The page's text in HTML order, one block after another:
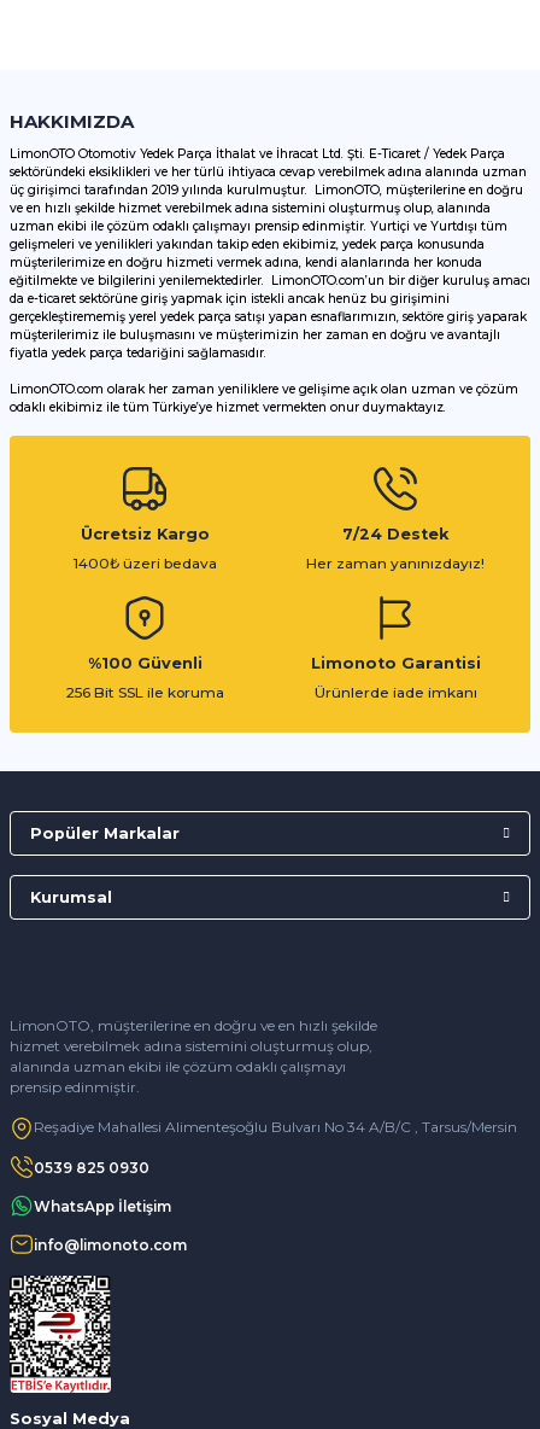
Görüş ve önerileriniz için teşekkür ederiz.
Ürün resmi kalitesiz, bozuk veya görüntülenemiyor.
Ürün açıklamasında eksik bilgiler bulunuyor.
Ürün bilgilerinde hatalar bulunuyor.
Ürün fiyatı diğer sitelerden daha pahalı.
Bu ürüne benzer farklı alternatifler olmalı.
HAKKIMIZDA
LimonOTO Otomotiv Yedek Parça İthalat ve İhracat Ltd. Şti. E-Ticaret / Yedek Parça
sektöründeki eksiklikleri ve her türlü ihtiyaca cevap verebilmek adına alanında uzman
üç girişimci tarafından 2019 yılında kurulmuştur. LimonOTO, müşterilerine en doğru
ve en hızlı şekilde hizmet verebilmek adına sistemini oluşturmuş olup, alanında
uzman ekibi ile çözüm odaklı çalışmayı prensip edinmiştir. Yurtiçi ve Yurtdışı tüm
gelişmeleri ve yenilikleri yakından takip eden ekibimiz, yedek parça konusunda
müşterilerimize en doğru hizmeti vermek adına, kendi alanlarında her konuda
eğitilmekte ve bilgilerini yenilemektedirler. LimonOTO.com’un bir diğer kuruluş amacı
da e-ticaret sektörüne giriş yapmak için istekli ancak henüz bu girişimini
gerçekleştirememiş yerel yedek parça satışı yapan esnaflarımızın, sektöre giriş yaparak
müşterilerimiz ile buluşmasını ve müşterimizin her zaman en doğru ve avantajlı
fiyatla yedek parça tedariğini sağlamasıdır.
LimonOTO.com olarak her zaman yeniliklere ve gelişime açık olan uzman ve çözüm
odaklı ekibimiz ile tüm Türkiye’ye hizmet vermekten onur duymaktayız.
Ücretsiz Kargo
1400₺ üzeri bedava
7/24 Destek
Her zaman yanınızdayız!
%100 Güvenli
256 Bit SSL ile koruma
Limonoto Garantisi
Ürünlerde iade imkanı
LimonOTO, müşterilerine en doğru ve en hızlı şekilde
hizmet verebilmek adına sistemini oluşturmuş olup,
alanında uzman ekibi ile çözüm odaklı çalışmayı
prensip edinmiştir.
Reşadiye Mahallesi Alimenteşoğlu Bulvarı No 34 A/B/C , Tarsus/Mersin
0539 825 0930
WhatsApp İletişim
info@limonoto.com
Popüler Markalar
Kurumsal
Sosyal Medya